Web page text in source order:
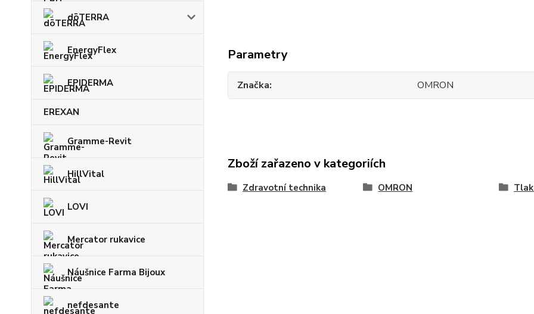
dōTERRA
EnergyFlex
EPIDERMA
EREXAN
Gramme-Revit
HillVital
LOVI
Mercator rukavice
Náušnice Farma Bijoux
nefdesante
Parametry
Značka OMRON
Zboží zařazeno v kategoriích
Zdravotní technika OMRON